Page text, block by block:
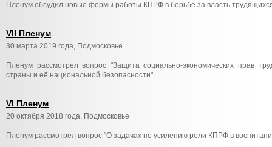
Пленум обсудил новые формы работы КПРФ в борьбе за власть
VII Пленум
30 марта 2019 года, Подмосковье
Пленум рассмотрел вопрос "Защита социально-экономических прав
страны и её национальной безопасности"
VI Пленум
20 октября 2018 года, Подмосковье
Пленум рассмотрел вопрос "О задачах по усилению роли КПРФ в